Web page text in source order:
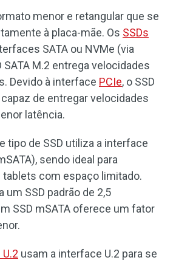
menor e retangular que se
à placa-mãe. Os SSDs
SATA ou NVMe (via
SATA M.2 entrega velocidades
Devido à interface PCIe, o SSD
de entregar velocidades
latência.
tipo de SSD utiliza a interface
sendo ideal para
tablets com espaço limitado.
um SSD padrão de 2,5
SSD mSATA oferece um fator
U.2 usam a interface U.2 para se